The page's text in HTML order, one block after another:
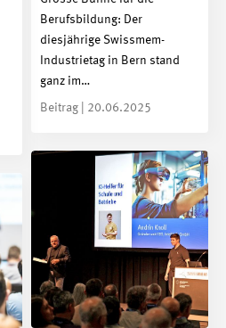
Berufsbildung: Der
diesjährige Swissmem-
Industrietag in Bern stand
ganz im…
Beitrag | 20.06.2025